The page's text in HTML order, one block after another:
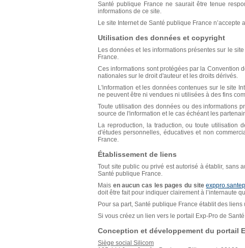
Santé publique France ne saurait être tenue
informations de ce site.
Le site Internet de Santé publique France
Utilisation des données et copyright
Les données et les informations présentes sur le
France.
Ces informations sont protégées par la Convention
nationales sur le droit d'auteur et les droits dérivés.
L'information et les données contenues sur le site
ne peuvent être ni vendues ni utilisées à des fins
Toute utilisation des données ou des informations
source de l'information et le cas échéant les
La reproduction, la traduction, ou toute utilisation
d'études personnelles, éducatives et non
France.
Établissement de liens
Tout site public ou privé est autorisé à établir, sans
Santé publique France.
Mais en aucun cas les pages du site
doit être fait pour indiquer clairement à l’internaute
Pour sa part, Santé publique France établit des
Si vous créez un lien vers le portail Exp-Pro de
Conception et développement du portail
Siège social Silicom